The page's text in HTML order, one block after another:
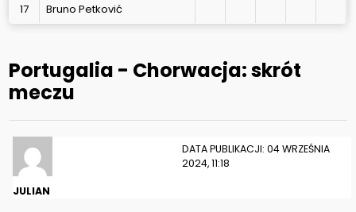
17 Bruno Petković
Portugalia - Chorwacja: skrót
meczu
DATA PUBLIKACJI: 04 WRZEŚNIA
2024, 11:18
JULIAN